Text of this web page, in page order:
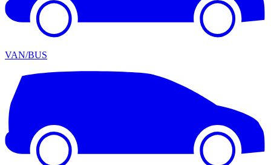
VAN/BUS